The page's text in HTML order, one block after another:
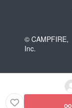
© CAMPFIRE,
Inc.